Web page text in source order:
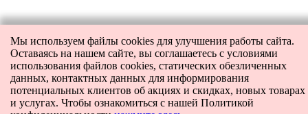
Мы используем файлы cookies для улучшения работы сайта.
Оставаясь на нашем сайте, вы соглашаетесь с условиями
использования файлов cookies, статических обезличенных
данных, контактных данных для информирования
потенциальных клиентов об акциях и скидках, новых товарах
и услугах. Чтобы ознакомиться с нашей Политикой